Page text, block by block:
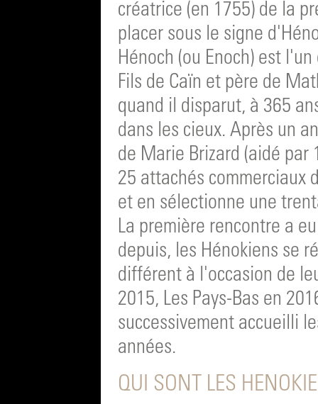
créatrice (en 1755) de la
placer sous le signe
Hénoch (ou Enoch) est
Fils de Caïn et père de
quand il disparut, à 365
dans les cieux. Après un
de Marie Brizard (aidé par
25 attachés commerciaux
et en sélectionne une
La première rencontre a
depuis, les Hénokiens se
différent à l'occasion de
2015, Les Pays-Bas en
successivement accueilli
années.
QUI SONT LES